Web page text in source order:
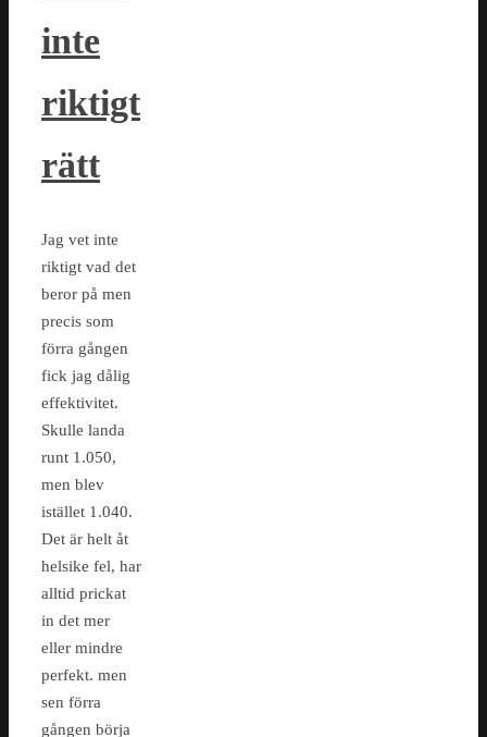
inte
riktigt
rätt
Jag vet inte
riktigt vad det
beror på men
precis som
förra gången
fick jag dålig
effektivitet.
Skulle landa
runt 1.050,
men blev
istället 1.040.
Det är helt åt
helsike fel, har
alltid prickat
in det mer
eller mindre
perfekt. men
sen förra
gången börja